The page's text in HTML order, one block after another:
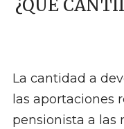
¿QUÉ
La cantidad a
las aportaciones
pensionista a las